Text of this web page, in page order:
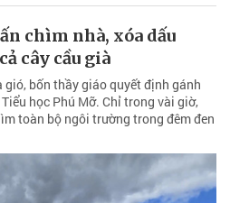
chìm nhà, xóa dấu
cây cầu già
bốn thầy giáo quyết định gánh
học Phú Mỡ. Chỉ trong vài giờ,
toàn bộ ngôi trường trong đêm đen